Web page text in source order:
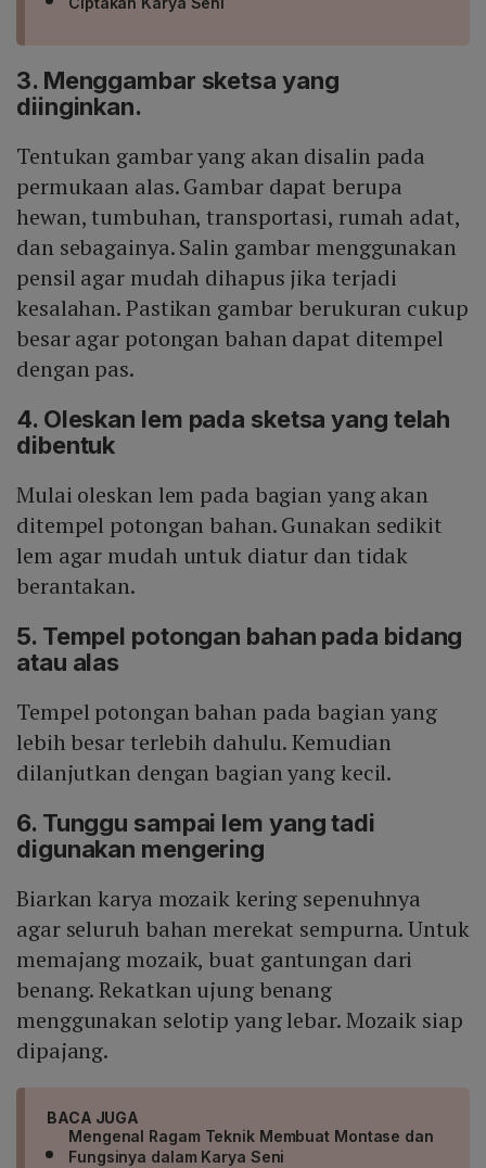
3. Menggambar sketsa yang
diinginkan.
Tentukan gambar yang akan disalin pada
permukaan alas. Gambar dapat berupa
hewan, tumbuhan, transportasi, rumah adat,
dan sebagainya. Salin gambar menggunakan
pensil agar mudah dihapus jika terjadi
kesalahan. Pastikan gambar berukuran cukup
besar agar potongan bahan dapat ditempel
dengan pas.
4. Oleskan lem pada sketsa yang telah
dibentuk
Mulai oleskan lem pada bagian yang akan
ditempel potongan bahan. Gunakan sedikit
lem agar mudah untuk diatur dan tidak
berantakan.
5. Tempel potongan bahan pada bidang
atau alas
Tempel potongan bahan pada bagian yang
lebih besar terlebih dahulu. Kemudian
dilanjutkan dengan bagian yang kecil.
6. Tunggu sampai lem yang tadi
digunakan mengering
Biarkan karya mozaik kering sepenuhnya
agar seluruh bahan merekat sempurna. Untuk
memajang mozaik, buat gantungan dari
benang. Rekatkan ujung benang
menggunakan selotip yang lebar. Mozaik siap
dipajang.
BACA JUGA
Mengenal Ragam Teknik Membuat Montase dan
Fungsinya dalam Karya Seni